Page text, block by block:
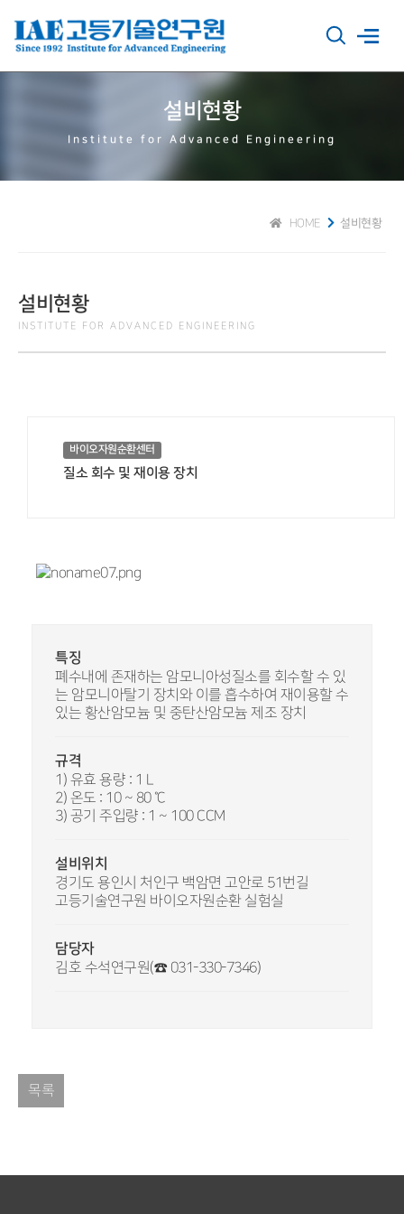
설비현황
Institute for Advanced Engineering
설비현황
HOME
설비현황
INSTITUTE FOR ADVANCED ENGINEERING
바이오자원순환센터
질소 회수 및 재이용 장치
특징
폐수내에 존재하는 암모니아성질소를 회수할 수 있
는 암모니아탈기 장치와 이를 흡수하여 재이용할 수
있는 황산암모늄 및 중탄산암모늄 제조 장치
규격
1) 유효 용량 : 1 L
2) 온도 : 10 ~ 80 ℃
3) 공기 주입량 : 1 ~ 100 CCM
설비위치
경기도 용인시 처인구 백암면 고안로 51번길
고등기술연구원 바이오자원순환 실험실
담당자
김호 수석연구원(☎ 031-330-7346)
목록